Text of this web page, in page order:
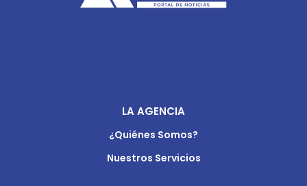
LA AGENCIA
¿Quiénes Somos?
Nuestros Servicios